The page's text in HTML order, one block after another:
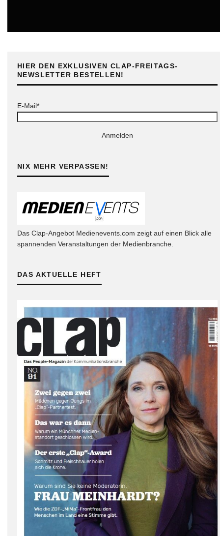
HIER DEN EXKLUSIVEN CLAP-FREITAGS-
NEWSLETTER BESTELLEN!
E-Mail*
Anmelden
NIX MEHR VERPASSEN!
Das Clap-Angebot Medienevents.com zeigt auf einen Blick alle
spannenden Veranstaltungen der Medienbranche.
DAS AKTUELLE HEFT